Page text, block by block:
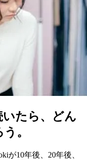
いたら、どん
。
が10年後、20年後、